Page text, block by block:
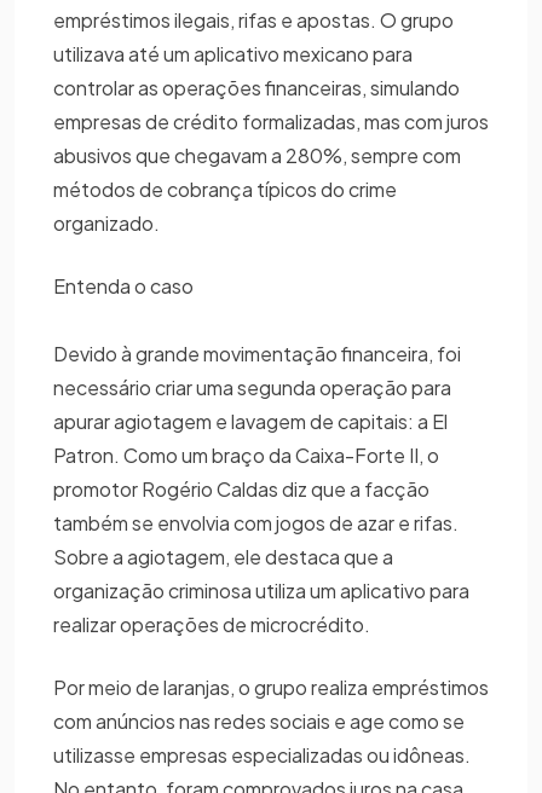
empréstimos ilegais, rifas e apostas. O grupo
utilizava até um aplicativo mexicano para
controlar as operações financeiras, simulando
empresas de crédito formalizadas, mas com juros
abusivos que chegavam a 280%, sempre com
métodos de cobrança típicos do crime
organizado.
Entenda o caso
Devido à grande movimentação financeira, foi
necessário criar uma segunda operação para
apurar agiotagem e lavagem de capitais: a El
Patron. Como um braço da Caixa-Forte II, o
promotor Rogério Caldas diz que a facção
também se envolvia com jogos de azar e rifas.
Sobre a agiotagem, ele destaca que a
organização criminosa utiliza um aplicativo para
realizar operações de microcrédito.
Por meio de laranjas, o grupo realiza empréstimos
com anúncios nas redes sociais e age como se
utilizasse empresas especializadas ou idôneas.